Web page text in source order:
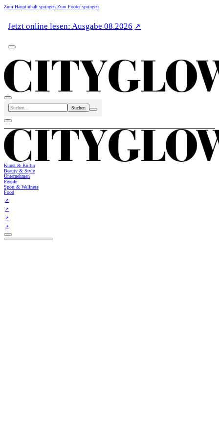
Zum Hauptinhalt springen Zum Footer springen
Jetzt online lesen: Ausgabe 08.2026
Suchen
Kunst & Kultur
Beauty & Style
Unternehmen
People
Sport & Wellness
Food